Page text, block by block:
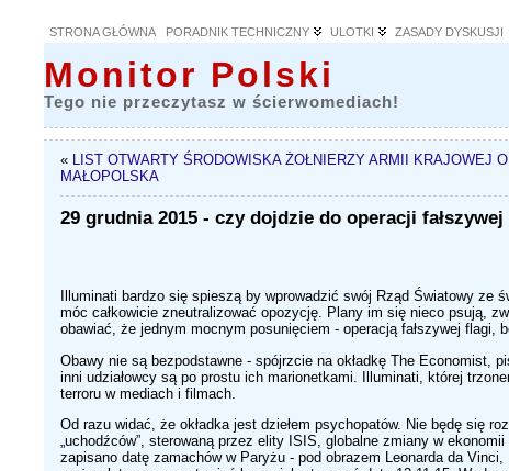
STRONA GŁÓWNA PORADNIK TECHNICZNY ULOTKI ZASADY DYSKUSJI
Monitor Polski
Tego nie przeczytasz w ścierwomediach!
« LIST OTWARTY ŚRODOWISKA ŻOŁNIERZY ARMII KRAJOWEJ
MAŁOPOLSKA
29 grudnia 2015 - czy dojdzie do operacji
Illuminati bardzo się spieszą by wprowadzić swój Rząd Światowy
móc całkowicie zneutralizować opozycję. Plany im się nieco psują,
obawiać, że jednym mocnym posunięciem - operacją fałszywej
Obawy nie są bezpodstawne - spójrzcie na okładkę The Economist,
inni udziałowcy są po prostu ich marionetkami. Illuminati, której
terroru w mediach i filmach.
Od razu widać, że okładka jest dziełem psychopatów. Nie będę się
„uchodźców”, sterowaną przez elity ISIS, globalne zmiany w
zapisano datę zamachów w Paryżu - pod obrazem Leonarda da